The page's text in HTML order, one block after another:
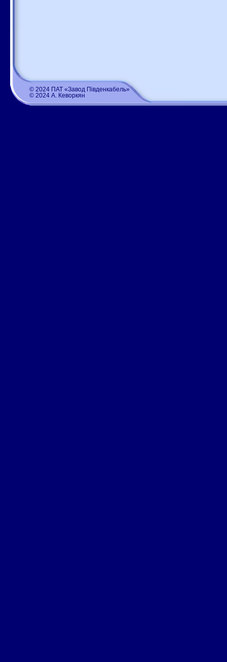
© 2024 ПАТ «Завод Південкабель»
© 2024 А. Кеворкян